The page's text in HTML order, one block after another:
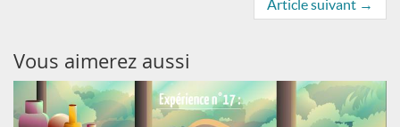
Article suivant →
Vous aimerez aussi